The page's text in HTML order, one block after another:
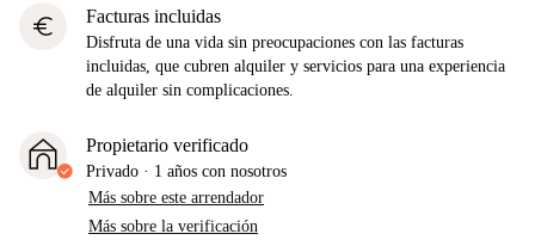
euro Facturas incluidas
Disfruta de una vida sin preocupaciones con las facturas
incluidas, que cubren alquiler y servicios para una experiencia
de alquiler sin complicaciones.
Propietario verificado
Privado · 1 años con nosotros
Más sobre este arrendador
Más sobre la verificación